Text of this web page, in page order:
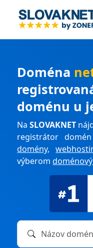
Doména
doménu u
NaSLOVAKNET
registrátor domén
domény,
výberom
Názov domény